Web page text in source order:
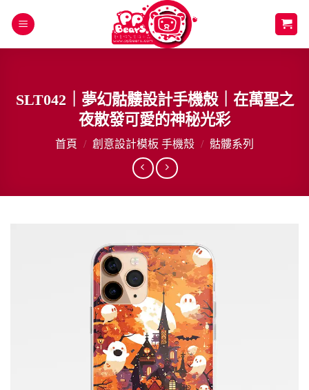
SLT042｜夢幻骷髏設計手機殼｜在萬聖之
夜散發可愛的神秘光彩
首頁 / 創意設計模板 手機殼 / 骷髏系列